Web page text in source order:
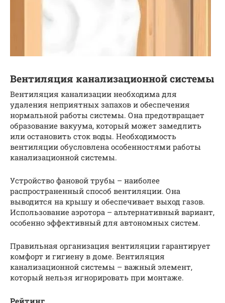
Вентиляция канализационной системы
Вентиляция канализации необходима для
удаления неприятных запахов и обеспечения
нормальной работы системы. Она предотвращает
образование вакуума, который может замедлить
или остановить сток воды. Необходимость
вентиляции обусловлена особенностями работы
канализационной системы.
Устройство фановой трубы – наиболее
распространенный способ вентиляции. Она
выводится на крышу и обеспечивает выход газов.
Использование аэротора – альтернативный вариант,
особенно эффективный для автономных систем.
Правильная организация вентиляции гарантирует
комфорт и гигиену в доме. Вентиляция
канализационной системы – важный элемент,
который нельзя игнорировать при монтаже.
Рейтинг